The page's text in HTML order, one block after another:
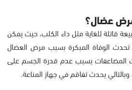
عضال؟
قاتلة للغاية مثل داء الكلب، حيث يمكن
تحدث الوفاة المبكرة بسبب مرض العضال
المضاعفات بسبب عدم قدرة الجسم على
يحدث تفاقم في جهاز المناعة.